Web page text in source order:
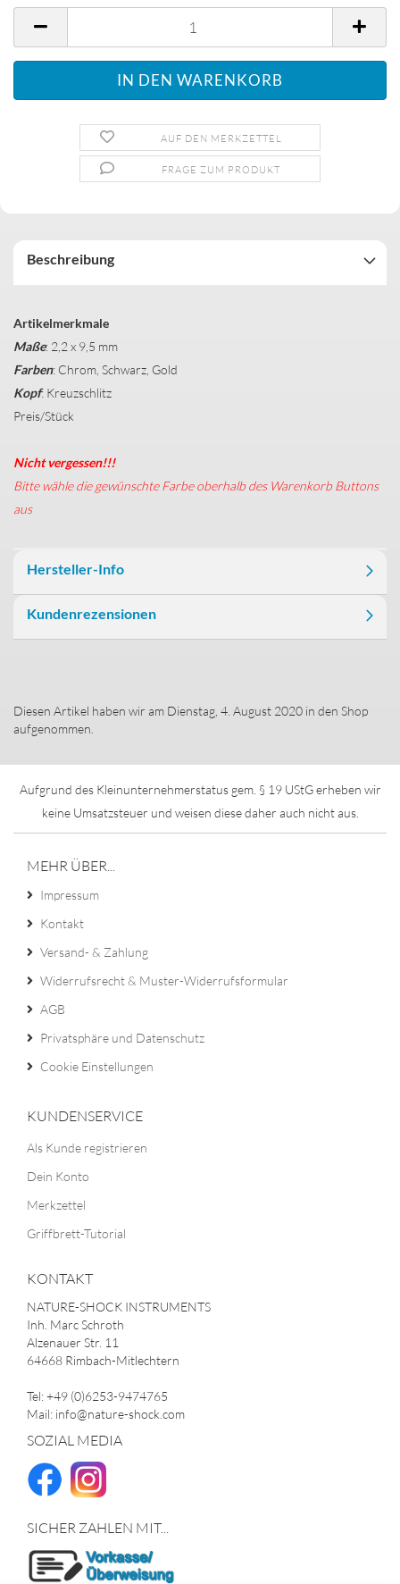
AUF DEN MERKZETTEL
FRAGE ZUM PRODUKT
Beschreibung
Artikelmerkmale
Maße: 2,2 x 9,5 mm
Farben: Chrom, Schwarz, Gold
Kopf: Kreuzschlitz
Preis/Stück
Nicht vergessen!!!
Bitte wähle die gewünschte Farbe oberhalb des Warenkorb Buttons
aus
Hersteller-Info
Kundenrezensionen
Diesen Artikel haben wir am Dienstag, 4. August 2020 in den Shop
aufgenommen.
Aufgrund des Kleinunternehmerstatus gem. § 19 UStG erheben wir
keine Umsatzsteuer und weisen diese daher auch nicht aus.
MEHR ÜBER...
Impressum
Kontakt
Versand- & Zahlung
Widerrufsrecht & Muster-Widerrufsformular
AGB
Privatsphäre und Datenschutz
Cookie Einstellungen
KUNDENSERVICE
Als Kunde registrieren
Dein Konto
Merkzettel
Griffbrett-Tutorial
KONTAKT
NATURE-SHOCK INSTRUMENTS
Inh. Marc Schroth
Alzenauer Str. 11
64668 Rimbach-Mitlechtern
Tel: +49 (0)6253-9474765
Mail: info@nature-shock.com
SOZIAL MEDIA
SICHER ZAHLEN MIT...